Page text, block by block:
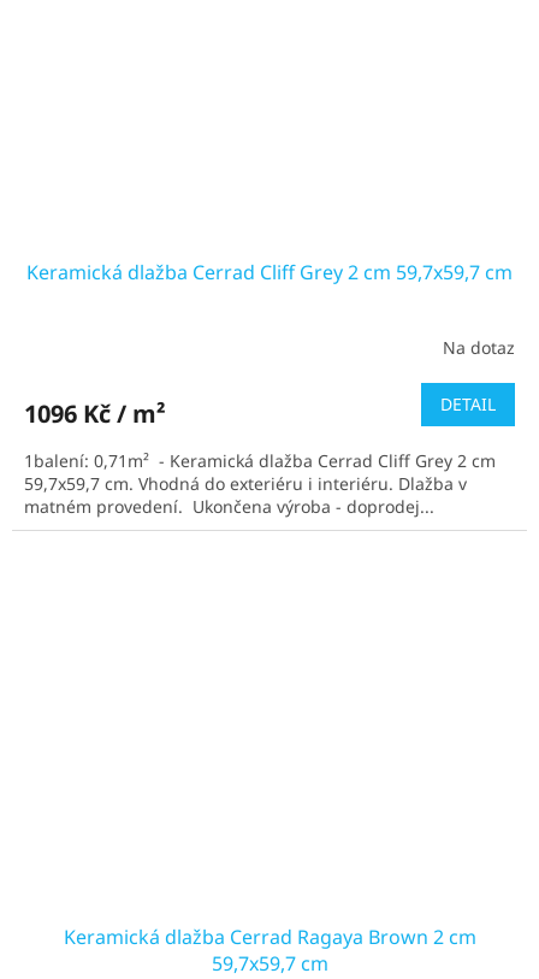
Keramická dlažba Cerrad Cliff Grey 2 cm 59,7x59,7 cm
Na dotaz
1096 Kč / m² DETAIL
1balení: 0,71m² - Keramická dlažba Cerrad Cliff Grey 2 cm
59,7x59,7 cm. Vhodná do exteriéru i interiéru. Dlažba v
matném provedení. Ukončena výroba - doprodej...
Keramická dlažba Cerrad Ragaya Brown 2 cm
59,7x59,7 cm